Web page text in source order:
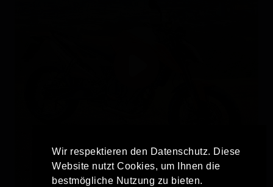
Wir respektieren den Datenschutz. Diese
Website nutzt Cookies, um Ihnen die
bestmögliche Nutzung zu bieten.